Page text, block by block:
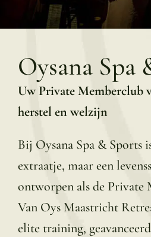
Oysana Spa
Uw Private Memberclub
herstel en welzijn
Bij Oysana Spa & Sports
extraatje, maar een
ontworpen als de Private
Van Oys Maastricht
elite training,